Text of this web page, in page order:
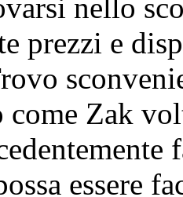
nello
prezzi e
come Zak
essere